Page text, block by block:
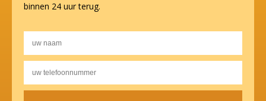
binnen 24 uur terug.